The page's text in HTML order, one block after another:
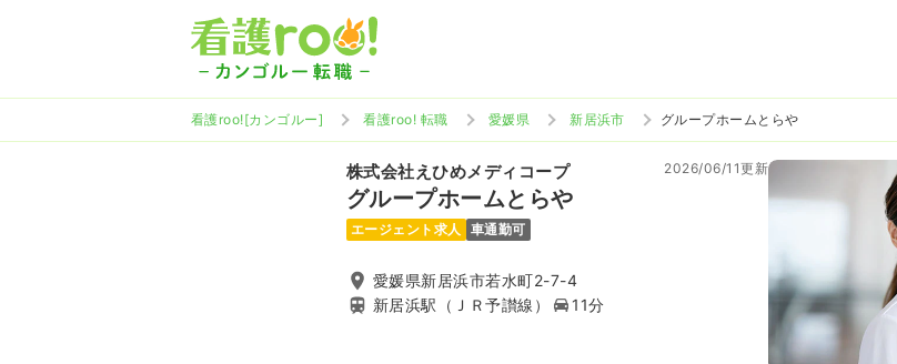
看護roo![カンゴルー] 看護roo! 転職 愛媛県 新居浜市 グループホームとらや
株式会社えひめメディコープ
グループホームとらや
2026/06/11更新
エージェント求人 車通勤可
愛媛県新居浜市若水町2-7-4
新居浜駅（ＪＲ予讃線）
11分